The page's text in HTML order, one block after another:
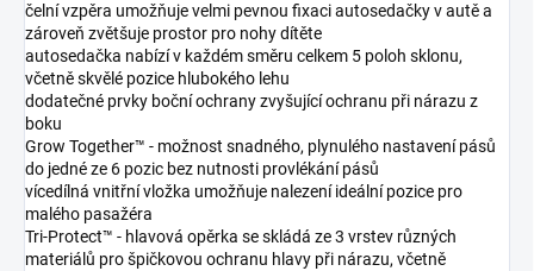
čelní vzpěra umožňuje velmi pevnou fixaci autosedačky v autě a
zároveň zvětšuje prostor pro nohy dítěte
autosedačka nabízí v každém směru celkem 5 poloh sklonu,
včetně skvělé pozice hlubokého lehu
dodatečné prvky boční ochrany zvyšující ochranu při nárazu z
boku
Grow Together™ - možnost snadného, plynulého nastavení pásů
do jedné ze 6 pozic bez nutnosti provlékání pásů
vícedílná vnitřní vložka umožňuje nalezení ideální pozice pro
malého pasažéra
Tri-Protect™ - hlavová opěrka se skládá ze 3 vrstev různých
materiálů pro špičkovou ochranu hlavy při nárazu, včetně